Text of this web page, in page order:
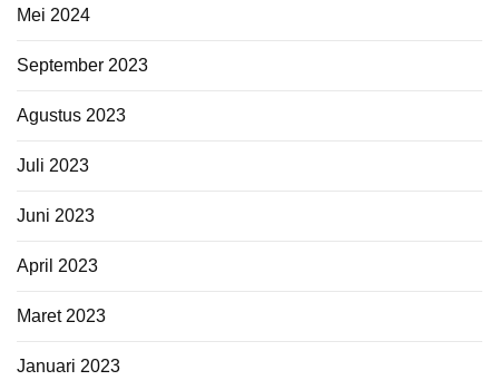
Mei 2024
September 2023
Agustus 2023
Juli 2023
Juni 2023
April 2023
Maret 2023
Januari 2023